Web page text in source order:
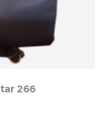
266